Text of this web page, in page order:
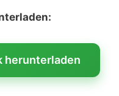
herunterladen